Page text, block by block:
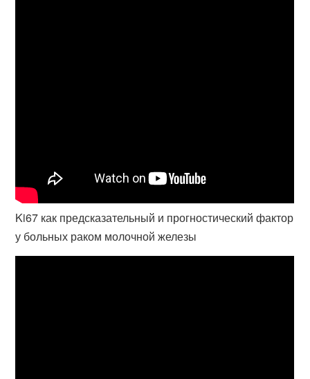
Ki67 как предсказательный и прогностический фактор
у больных раком молочной железы